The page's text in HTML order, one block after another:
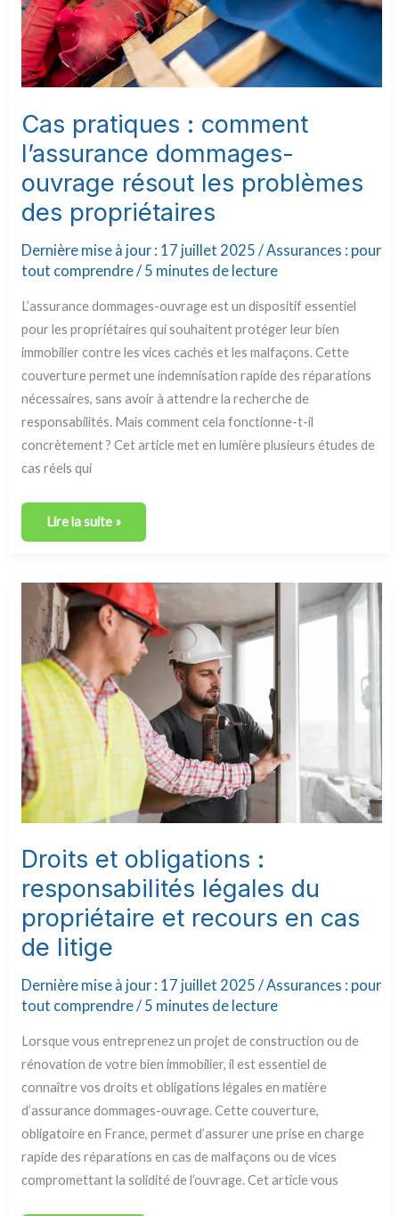
Cas pratiques : comment
l’assurance dommages-
ouvrage résout les problèmes
des propriétaires
Dernière mise à jour : 17 juillet 2025 / Assurances : pour
tout comprendre/ 5 minutes de lecture
L’assurance dommages-ouvrage est un dispositif essentiel
pour les propriétaires qui souhaitent protéger leur bien
immobilier contre les vices cachés et les malfaçons. Cette
couverture permet une indemnisation rapide des réparations
nécessaires, sans avoir à attendre la recherche de
responsabilités. Mais comment cela fonctionne-t-il
concrètement ? Cet article met en lumière plusieurs études de
cas réels qui
Lire la suite »
Droits et obligations :
responsabilités légales du
propriétaire et recours en cas
de litige
Dernière mise à jour : 17 juillet 2025 /Assurances : pour
tout comprendre/ 5 minutes de lecture
Lorsque vous entreprenez un projet de construction ou de
rénovation de votre bien immobilier, il est essentiel de
connaître vos droits et obligations légales en matière
d’assurance dommages-ouvrage. Cette couverture,
obligatoire en France, permet d’assurer une prise en charge
rapide des réparations en cas de malfaçons ou de vices
compromettant la solidité de l’ouvrage. Cet article vous
Droits
et
obligations
:
responsabilités
légales
du
propriétaire
et
recours
en
cas
de
litige